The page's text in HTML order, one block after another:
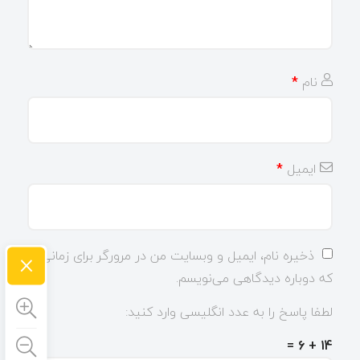
نام *
ایمیل *
ذخیره نام، ایمیل و وبسایت من در مرورگر برای زمانی
که دوباره دیدگاهی می‌نویسم.
لطفا پاسخ را به عدد انگلیسی وارد کنید:
14 + 6 =
×